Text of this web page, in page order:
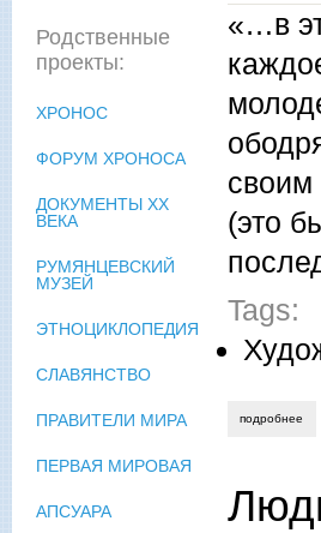
«…в
(это
Tags:
подробнее
Родственные
проекты:
ХРОНОС
ФОРУМ ХРОНОСА
ДОКУМЕНТЫ XX
ВЕКА
РУМЯНЦЕВСКИЙ
МУЗЕЙ
ЭТНОЦИКЛОПЕДИЯ
СЛАВЯНСТВО
ПРАВИТЕЛИ МИРА
ПЕРВАЯ МИРОВАЯ
АПСУАРА